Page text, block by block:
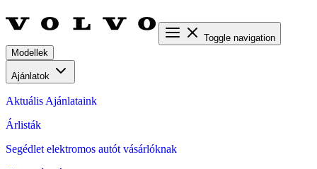
Toggle navigation
Modellek
Ajánlatok
Aktuális Ajánlataink
Árlisták
Segédlet elektromos autót vásárlóknak